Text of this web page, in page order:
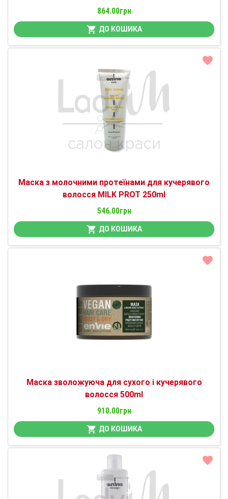
864.00грн
ДО КОШИКА
Маска з молочними протеїнами для кучерявого
волосся MILK PROT 250ml
546.00грн
ДО КОШИКА
Маска зволожуюча для сухого і кучерявого
волосся 500ml
910.00грн
ДО КОШИКА